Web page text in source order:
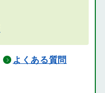
よくある質問